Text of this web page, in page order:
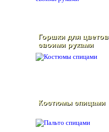
Горшки для цветов
своими руками
Костюмы спицами